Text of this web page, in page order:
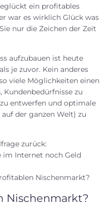
ein profitables
war es wirklich Glück was
nur die Zeichen der Zeit
aufzubauen ist heute
je zuvor. Kein anderes
viele Möglichkeiten einen
Kundenbedürfnisse zu
entwerfen und optimale
der ganzen Welt) zu
zurück:
im Internet noch Geld
Nischenmarkt?
Nischenmarkt?